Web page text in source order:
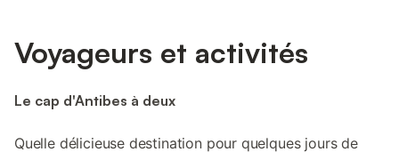
Voyageurs et activités
Le cap d'Antibes à deux
Quelle délicieuse destination pour quelques jours de